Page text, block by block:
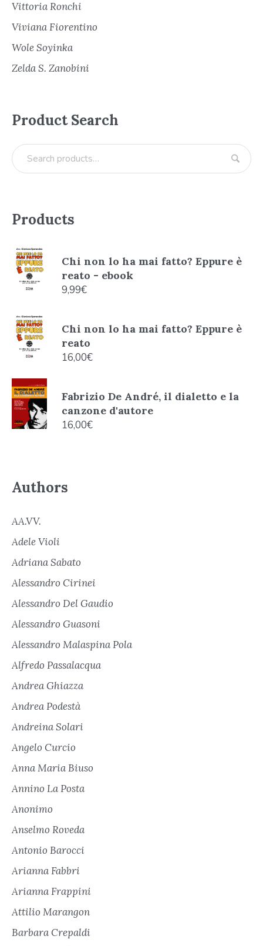
Vittoria Ronchi
Viviana Fiorentino
Wole Soyinka
Zelda S. Zanobini
Product Search
Products
Chi non lo ha mai fatto? Eppure è
reato - ebook
9,99€
Chi non lo ha mai fatto? Eppure è
reato
16,00€
Fabrizio De André, il dialetto e la
canzone d'autore
16,00€
Authors
AA.VV.
Adele Violi
Adriana Sabato
Alessandro Cirinei
Alessandro Del Gaudio
Alessandro Guasoni
Alessandro Malaspina Pola
Alfredo Passalacqua
Andrea Ghiazza
Andrea Podestà
Andreina Solari
Angelo Curcio
Anna Maria Biuso
Annino La Posta
Anonimo
Anselmo Roveda
Antonio Barocci
Arianna Fabbri
Arianna Frappini
Attilio Marangon
Barbara Crepaldi